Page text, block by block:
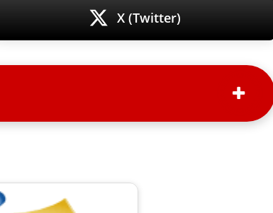
X (Twitter)